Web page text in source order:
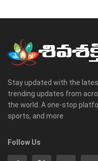
Stay updated with the
trending updates from
the world. A one-stop
sports, and more
Follow Us